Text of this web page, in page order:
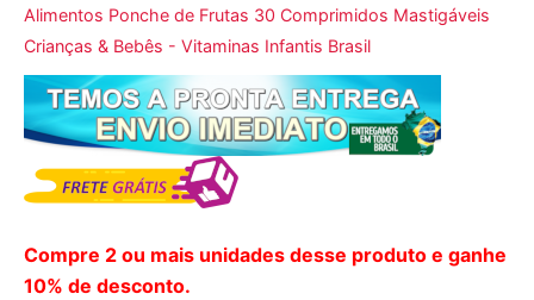
Alimentos Ponche de Frutas 30 Comprimidos Mastigáveis
Crianças & Bebês - Vitaminas Infantis Brasil
Compre 2 ou mais unidades desse produto e ganhe
10% de desconto.